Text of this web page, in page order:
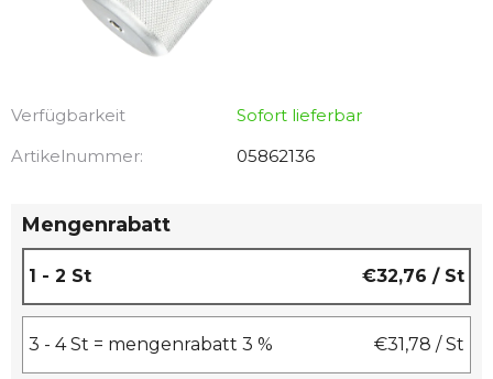
Verfügbarkeit
Sofort lieferbar
Artikelnummer:
05862136
Mengenrabatt
1 - 2 St €32,76 / St
3 - 4 St = mengenrabatt 3 % €31,78 / St